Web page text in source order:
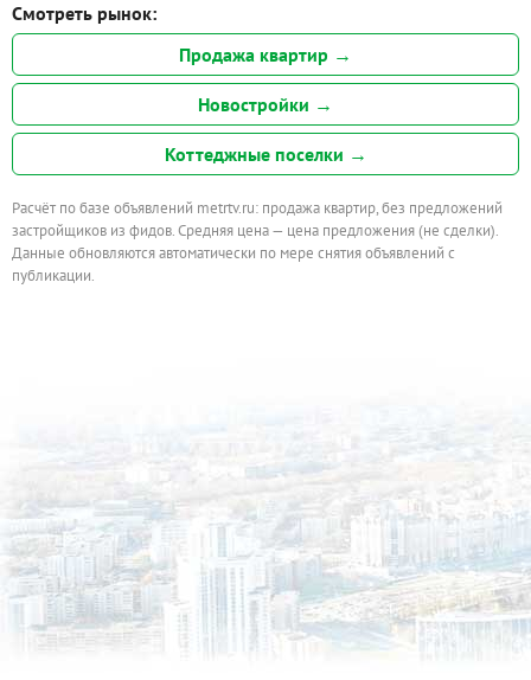
Смотреть рынок:
Продажа квартир →
Новостройки →
Коттеджные поселки →
Расчёт по базе объявлений metrtv.ru: продажа квартир, без предложений
застройщиков из фидов. Средняя цена — цена предложения (не сделки).
Данные обновляются автоматически по мере снятия объявлений с
публикации.